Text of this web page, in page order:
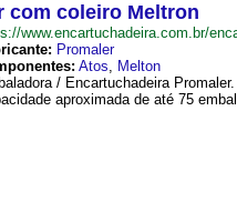
com coleiro Meltron
www.encartuchadeira.com.br/
Promaler
Atos, Melton
/ Encartuchadeira
aproximada de até 75